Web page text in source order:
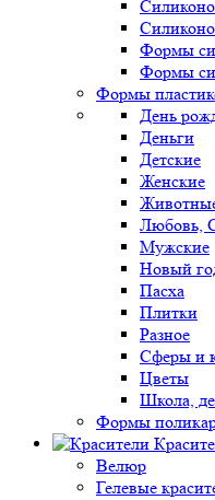
Формы
Формы
Формы
День
Деньги
Детские
Женские
Любовь,
Мужские
Новый
Пасха
Плитки
Разное
Сферы и
Цветы
Школа,
Формы
Велюр
Гелевые